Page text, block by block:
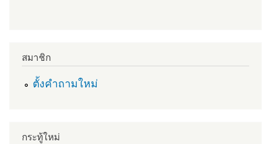
สมาชิก
ตั้งคำถามใหม่
กระทู้ใหม่